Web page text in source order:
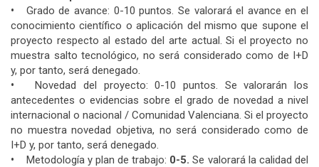
•
Grado de avance: 0-10 puntos. Se valorará el avance en el
conocimiento científico o aplicación del mismo que supone el
proyecto respecto al estado del arte actual. Si el proyecto no
muestra salto tecnológico, no será considerado como de I+D
y, por tanto, será denegado.
•
Novedad del proyecto: 0-10 puntos. Se valorarán los
antecedentes o evidencias sobre el grado de novedad a nivel
internacional o nacional / Comunidad Valenciana. Si el proyecto
no muestra novedad objetiva, no será considerado como de
I+D y, por tanto, será denegado.
• Metodología y plan de trabajo: 0-5. Se valorará la calidad del